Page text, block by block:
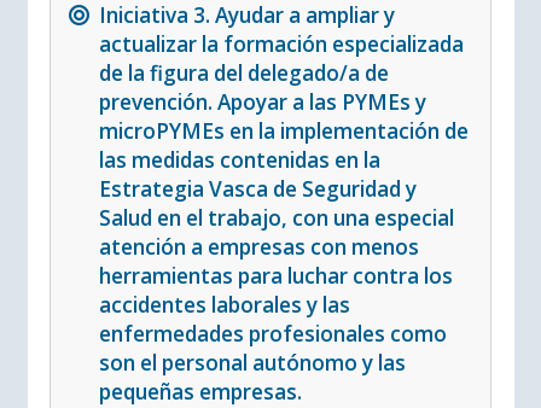
Iniciativa 3. Ayudar a ampliar y
actualizar la formación especializada
de la figura del delegado/a de
prevención. Apoyar a las PYMEs y
microPYMEs en la implementación de
las medidas contenidas en la
Estrategia Vasca de Seguridad y
Salud en el trabajo, con una especial
atención a empresas con menos
herramientas para luchar contra los
accidentes laborales y las
enfermedades profesionales como
son el personal autónomo y las
pequeñas empresas.